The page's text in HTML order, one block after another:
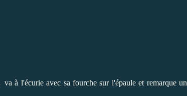
à l'écurie avec sa fourche sur l'épaule et remarque un